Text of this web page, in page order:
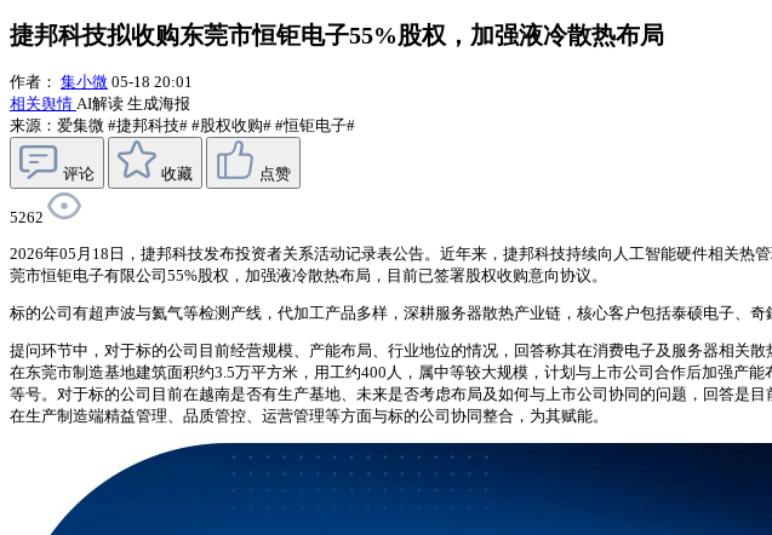
捷邦科技拟收购东莞市恒钜电子55%股权，加强液冷散热布局
作者： 集小微 05-18 20:01
相关舆情 AI解读 生成海报
来源：爱集微 #捷邦科技# #股权收购# #恒钜电子#
评论 收藏 点赞
5262
2026年05月18日，捷邦科技发布投资者关系活动记录表公告。近年来，捷邦科技持续向人工智能硬件相关
莞市恒钜电子有限公司55%股权，加强液冷散热布局，目前已签署股权收购意向协议。
标的公司有超声波与氦气等检测产线，代加工产品多样，深耕服务器散热产业链，核心客户包括泰硕电子、奇
提问环节中，对于标的公司目前经营规模、产能布局、行业地位的情况，回答称其在消费电子及服务器相关
在东莞市制造基地建筑面积约3.5万平方米，用工约400人，属中等较大规模，计划与上市公司合作后加强产
等号。对于标的公司目前在越南是否有生产基地、未来是否考虑布局及如何与上市公司协同的问题，回答是
在生产制造端精益管理、品质管控、运营管理等方面与标的公司协同整合，为其赋能。